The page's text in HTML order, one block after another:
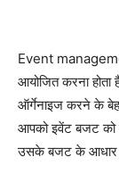
Event
आयोजित करना
ऑर्गेनाइज करने के
आपको इवेंट बजट को
उसके बजट के आधार